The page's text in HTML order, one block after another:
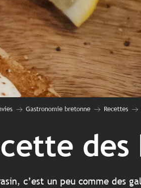
Gastronomie bretonne Recettes
des
c’est un peu comme des